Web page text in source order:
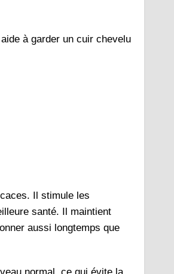
à garder un cuir chevelu
Il stimule les
santé. Il maintient
aussi longtemps que